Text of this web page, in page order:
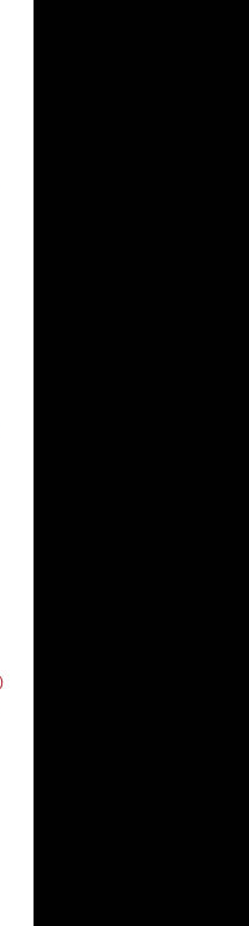
Leonardo - ChevroletHall BH - Sábado (30/04)‏